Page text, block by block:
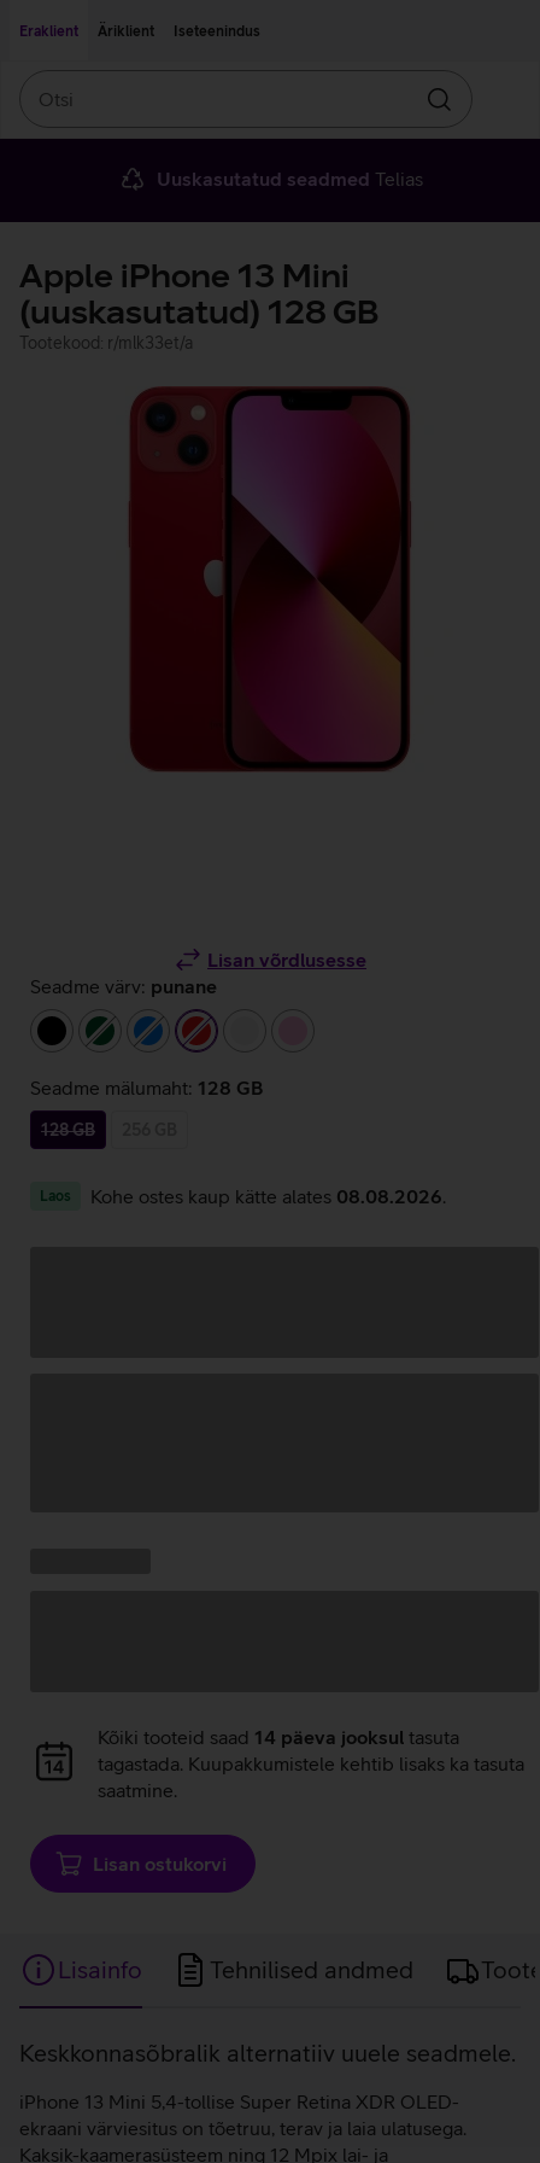
Eraklient
Äriklient Iseteenindus
Otsin
Uuskasutatud seadmed Telias
Apple iPhone 13 Mini
(uuskasutatud) 128 GB
Tootekood: r/mlk33et/a
Lisan võrdlusesse
Seadme värv: punane
musttumeroheline
sininepunane
Seadme mälumaht: 128 GB
128 GB
Laos Kohe ostes kaup kätte alates 08.08.2026
Andmete
laadimine
Kõiki tooteid saad 14 päeva jooksul tasuta
tagastada. Kuupakkumistele kehtib lisaks ka tasuta
saatmine.
Lisan ostukorvi
Lisainfo Tehnilised andmed
Lisainfo
Keskkonnasõbralik alternatiiv uuele seadmele.
iPhone 13 Mini 5,4-tollise Super Retina XDR OLED-
ekraani värviesitus on tõetruu, terav ja laia ulatusega.
Kaksik-kaamerasüsteem ning 12 Mpix lai- ja